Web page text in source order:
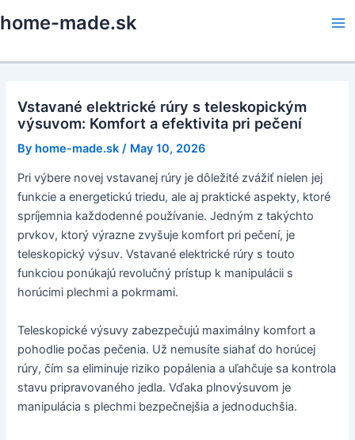
to
home-made.sk
Vstavané elektrické rúry s teleskopickým
výsuvom: Komfort a efektivita pri pečení
By home-made.sk / May 10, 2026
Pri výbere novej vstavanej rúry je dôležité zvážiť nielen jej
funkcie a energetickú triedu, ale aj praktické aspekty, ktoré
spríjemnia každodenné používanie. Jedným z takýchto
prvkov, ktorý výrazne zvyšuje komfort pri pečení, je
teleskopický výsuv. Vstavané elektrické rúry s touto
funkciou ponúkajú revolučný prístup k manipulácii s
horúcimi plechmi a pokrmami.
Teleskopické výsuvy zabezpečujú maximálny komfort a
pohodlie počas pečenia. Už nemusíte siahať do horúcej
rúry, čím sa eliminuje riziko popálenia a uľahčuje sa kontrola
stavu pripravovaného jedla. Vďaka plnovýsuvom je
manipulácia s plechmi bezpečnejšia a jednoduchšia.